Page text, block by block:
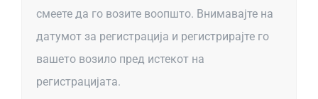
КАРИЕРА
КОНТАКТ
смеете да го возите воопшто. Внимавајте на
датумот за регистрација и регистрирајте го
вашето возило пред истекот на
регистрацијата.